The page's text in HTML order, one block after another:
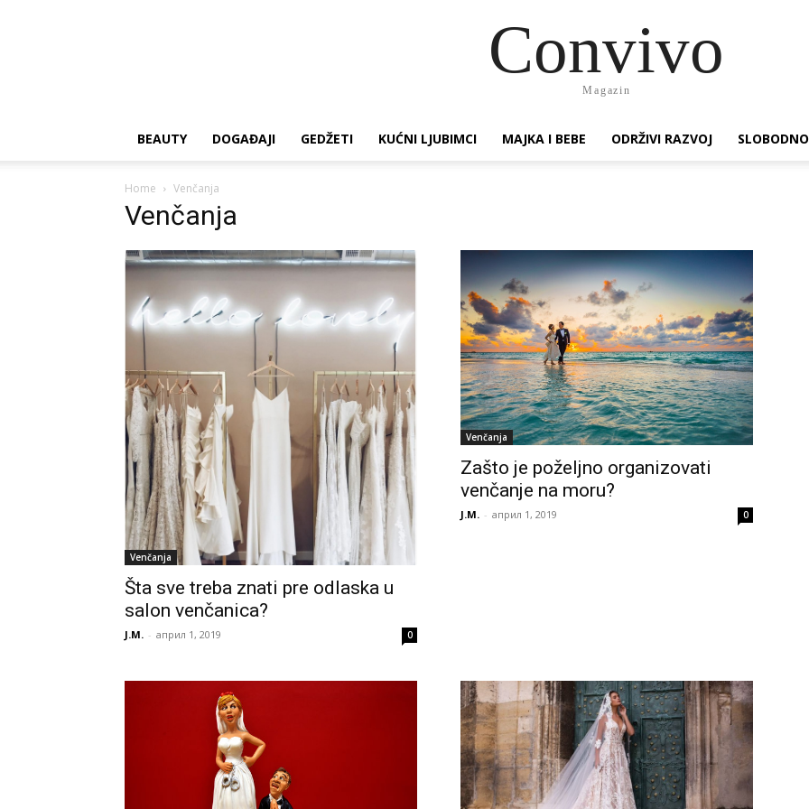
Convivo
Magazin
BEAUTY DOGAĐAJI GEDŽETI KUĆNI LJUBIMCI MAJKA I BEBE ODRŽIVI RAZVOJ
Home Venčanja
Venčanja
Venčanja
Šta sve treba znati pre odlaska u
salon venčanica?
J.M. - април 1, 2019 0
Venčanja
Zašto je poželjno organizovati
venčanje na moru?
J.M. - април 1, 2019 0